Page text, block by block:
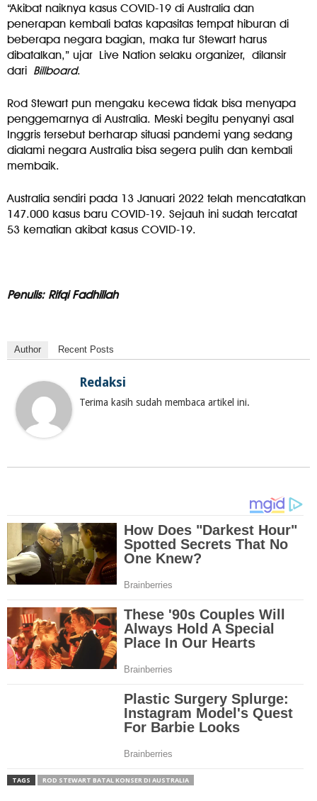
“Akibat naiknya kasus COVID-19 di Australia dan
penerapan kembali batas kapasitas tempat hiburan di
beberapa negara bagian, maka tur Stewart harus
dibatalkan,” ujar Live Nation selaku organizer, dilansir
dari Billboard.
Rod Stewart pun mengaku kecewa tidak bisa menyapa
penggemarnya di Australia. Meski begitu penyanyi asal
Inggris tersebut berharap situasi pandemi yang sedang
dialami negara Australia bisa segera pulih dan kembali
membaik.
Australia sendiri pada 13 Januari 2022 telah mencatatkan
147.000 kasus baru COVID-19. Sejauh ini sudah tercatat
53 kematian akibat kasus COVID-19.
Penulis: Rifqi Fadhillah
Author Recent Posts
Redaksi
Terima kasih sudah membaca artikel ini.
TAGS ROD STEWART BATAL KONSER DI AUSTRALIA